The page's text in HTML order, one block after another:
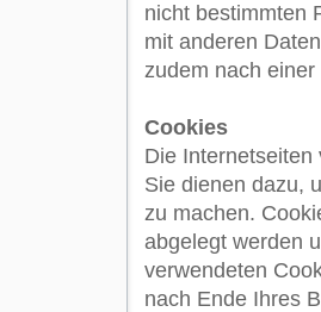
nicht bestimmten
mit anderen
zudem nach
Cookies
Die
Sie dienen dazu,
zu machen.
abgelegt werden
verwendeten
nach Ende Ihres